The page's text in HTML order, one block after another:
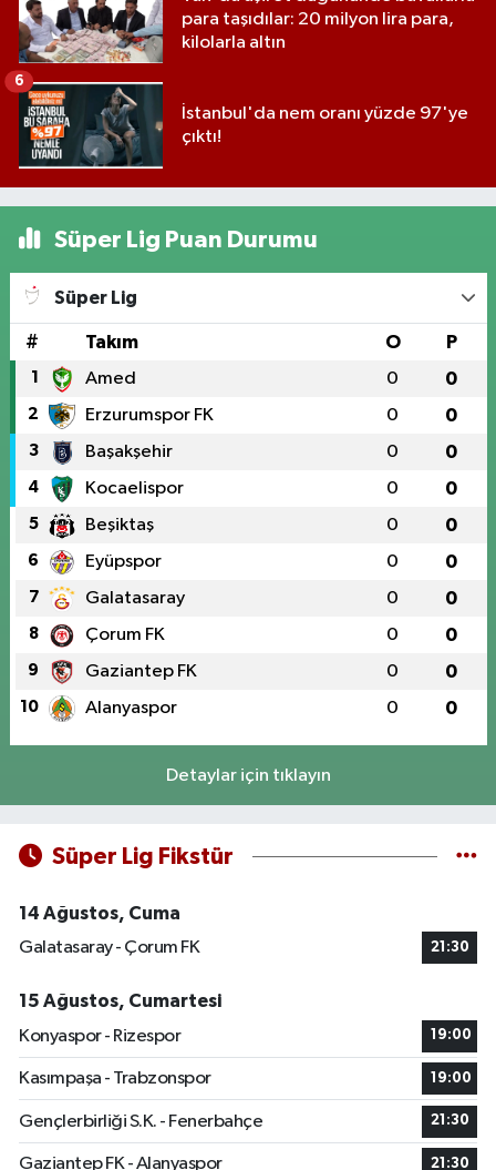
para taşıdılar: 20 milyon lira para,
kilolarla altın
İstanbul'da nem oranı yüzde 97'ye
çıktı!
6
Süper Lig Puan Durumu
Süper Lig
# Takım O P
1 Amed 0 0
2 Erzurumspor FK 0 0
3 Başakşehir 0 0
4 Kocaelispor 0 0
5 Beşiktaş 0 0
6 Eyüpspor 0 0
7 Galatasaray 0 0
8 Çorum FK 0 0
9 Gaziantep FK 0 0
10 Alanyaspor 0 0
Detaylar için tıklayın
Süper Lig Fikstür
14 Ağustos, Cuma
Galatasaray - Çorum FK
21:30
15 Ağustos, Cumartesi
Konyaspor - Rizespor
19:00
Kasımpaşa - Trabzonspor 19:00
Gençlerbirliği S.K. - Fenerbahçe 21:30
Gaziantep FK - Alanyaspor 21:30